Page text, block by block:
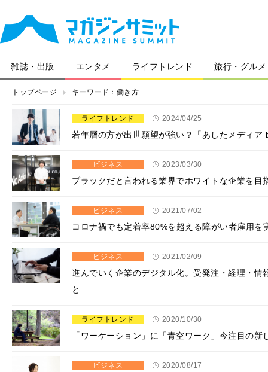
雑誌・出版 エンタメ ライフトレンド 旅行・グルメ
トップページ キーワード：働き方
ライフトレンド 2024/04/25
若年層の方が出世願望が強い？「あしたメディ
ビジネス 2023/03/30
ブラックだと言われる業界でホワイトな企業を目
ビジネス 2021/07/02
コロナ禍でも定着率80%を超える障がい者雇用
ビジネス 2021/02/09
進んでいく企業のデジタル化。受発注・経理・
と…
ライフトレンド 2020/10/30
「ワーケーション」に「青空ワーク」今注目の
ビジネス 2020/08/17